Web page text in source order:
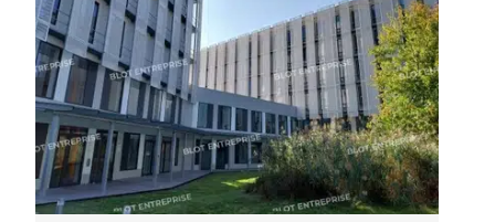
chauffage collectif sur réseau de chaleur urbaine |
Les informations sur les risques naturels, miniers,
ou technologiques, auxquels ces biens sont
exposés, sont disponibles sur le site